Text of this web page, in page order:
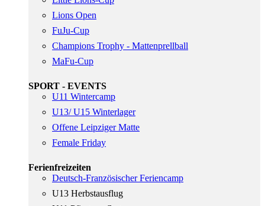
Lions Open
FuJu-Cup
Champions Trophy - Mattenprellball
MaFu-Cup
SPORT - EVENTS
U11 Wintercamp
U13/ U15 Winterlager
Offene Leipziger Matte
Female Friday
Ferienfreizeiten
Deutsch-Französischer Feriencamp
U13 Herbstausflug